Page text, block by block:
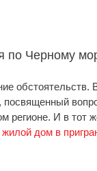
по Черному
обстоятельств.
регионе. И в тот
жилой дом в